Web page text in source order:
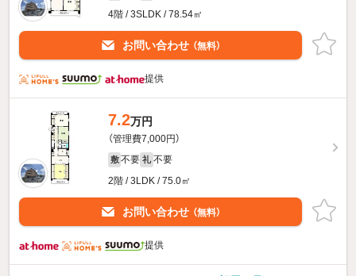
4階 / 3SLDK / 78.54㎡
お問い合わせ （無料）
提供
7.2万円
（管理費7,000円）
敷 不要 礼 不要
2階 / 3LDK / 75.0㎡
お問い合わせ （無料）
提供